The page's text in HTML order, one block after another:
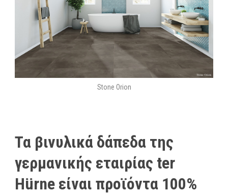
Stone Orion
Τα βινυλικά δάπεδα της
γερμανικής εταιρίας ter
Hürne είναι προϊόντα 100%